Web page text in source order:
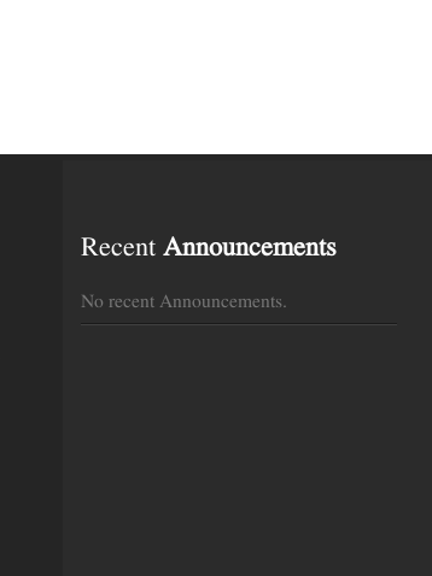
Recent Announcements
No recent Announcements.